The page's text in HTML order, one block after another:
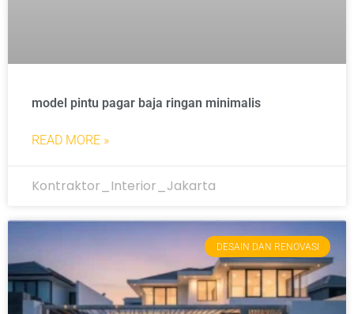
model pintu pagar baja ringan minimalis
READ MORE »
Kontraktor_Interior_Jakarta
DESAIN DAN RENOVASI